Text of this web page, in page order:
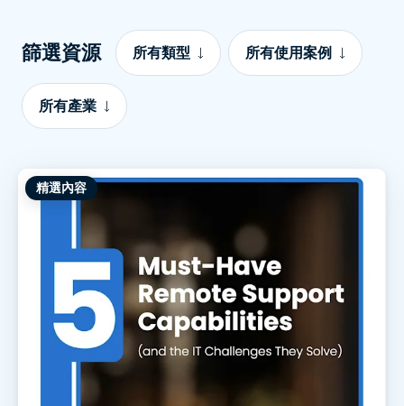
篩選資源 所有類型 所有使用案例
所有產業
精選內容